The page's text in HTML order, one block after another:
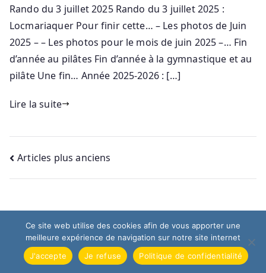
Rando du 3 juillet 2025 Rando du 3 juillet 2025 :
Locmariaquer Pour finir cette… – Les photos de Juin
2025 – – Les photos pour le mois de juin 2025 –… Fin
d’année au pilâtes Fin d’année à la gymnastique et au
pilâte Une fin… Année 2025-2026 : […]
Lire la suite
Articles plus anciens
© 2026Association Loisirs & Culture Presqu'île Quiberon
.
Propulsé parZakraetWordPress.
Ce site web utilise des cookies afin de vous apporter une
meilleure expérience de navigation sur notre site internet
J'accepte
Je refuse Politique de confidentialité